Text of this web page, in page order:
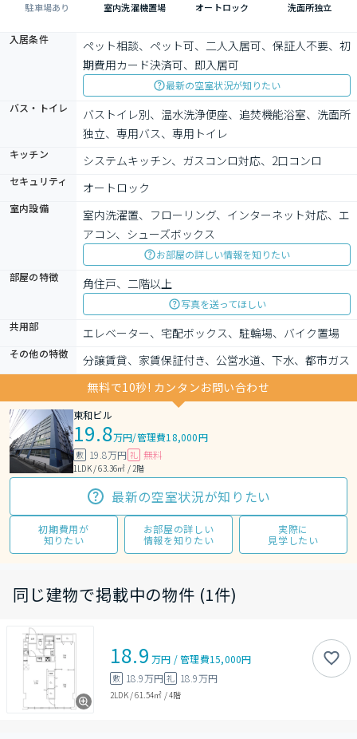
駐車場あり 室内洗濯機置場 オートロック 洗面所独立
入居条件
ペット相談、ペット可、二人入居可、保証人不要、初
期費用カード決済可、即入居可
最新の空室状況が知りたい
バス・トイレ
バストイレ別、温水洗浄便座、追焚機能浴室、洗面所
独立、専用バス、専用トイレ
キッチン システムキッチン、ガスコンロ対応、2口コンロ
セキュリティ オートロック
室内設備
室内洗濯置、フローリング、インターネット対応、エ
アコン、シューズボックス
お部屋の詳しい情報を知りたい
部屋の特徴
角住戸、二階以上
写真を送ってほしい
共用部
エレベーター、宅配ボックス、駐輪場、バイク置場
その他の特徴
分譲賃貸、家賃保証付き、公営水道、下水、都市ガス
無料で10秒! カンタンお問い合わせ
東和ビル
19.8万円/管理費18,000円
敷 19.8万円 礼 無料
1LDK / 63.36㎡ / 2階
最新の空室状況が知りたい
初期費用が
知りたい
お部屋の詳しい
情報を知りたい
実際に
見学したい
同じ建物で掲載中の物件 (1件)
18.9 万円 /管理費15,000円
敷 18.9万円 礼 18.9万円
2LDK/61.54㎡ /4階